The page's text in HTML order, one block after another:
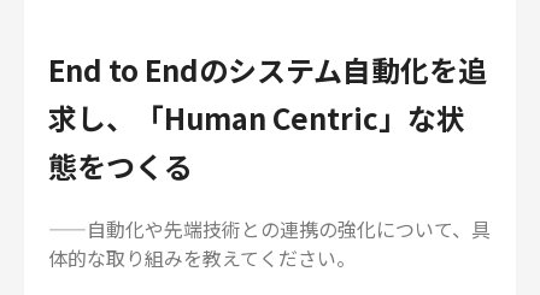
End to Endのシステム自動化を追
求し、「Human Centric」な状
態をつくる
——自動化や先端技術との連携の強化について、具
体的な取り組みを教えてください。